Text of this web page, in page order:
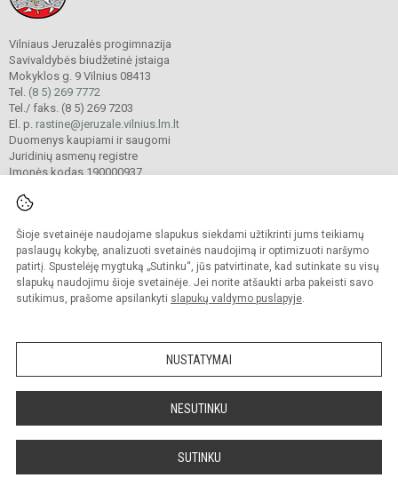
Šioje svetainėje naudojame slapukus siekdami užtikrinti jums teikiamų
paslaugų kokybę, analizuoti svetainės naudojimą ir optimizuoti naršymo
patirtį. Spustelėję mygtuką „Sutinku“, jūs patvirtinate, kad sutinkate su visų
slapukų naudojimu šioje svetainėje. Jei norite atšaukti arba pakeisti savo
sutikimus, prašome apsilankyti slapukų valdymo puslapyje.
NUSTATYMAI
NESUTINKU
SUTINKU
Vilniaus Jeruzalės progimnazija
Savivaldybės biudžetinė įstaiga
Mokyklos g. 9 Vilnius 08413
Tel. (8 5) 269 7772
Tel./ faks. (8 5) 269 7203
El. p. rastine@jeruzale.vilnius.lm.lt
Duomenys kaupiami ir saugomi
Juridinių asmenų registre
Įmonės kodas 190000937
© 2024. Vilniaus Jeruzalės progimnazija. Visos teisės saugomos.
Kopijuoti turinį be raštiško gimnazijos sutikimo griežtai draudžiama.
Prieinamumo paraiška Slapukų valdymas
Sumanus būdas atnaujinti